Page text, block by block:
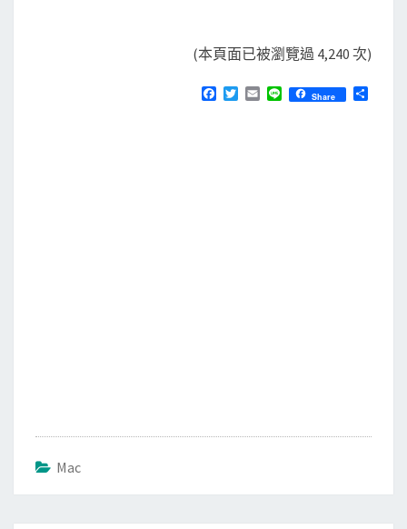
(本頁面已被瀏覽過 4,240 次)
T
E
Share
Mac